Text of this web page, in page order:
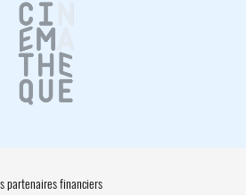
partenaires financiers